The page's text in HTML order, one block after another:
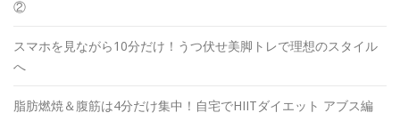
②
スマホを見ながら10分だけ！うつ伏せ美脚トレで理想のスタイル
へ
脂肪燃焼＆腹筋は4分だけ集中！自宅でHIITダイエット アブス編